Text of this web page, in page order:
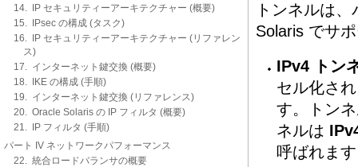
14. IP セキュリティーアーキテクチャー (概要)
15. IPsec の構成 (タスク)
16. IP セキュリティーアーキテクチャー (リファレン
ス)
17. インターネット鍵交換 (概要)
18. IKE の構成 (手順)
19. インターネット鍵交換 (リファレンス)
20. Oracle Solaris の IP フィルタ (概要)
21. IP フィルタ (手順)
パート IV ネットワークパフォーマンス
22. 統合ロードバランサの概要
トンネルは
Solaris でサ
IPv4 トン
セル化さ
す。トン
ネルは
呼ばれま